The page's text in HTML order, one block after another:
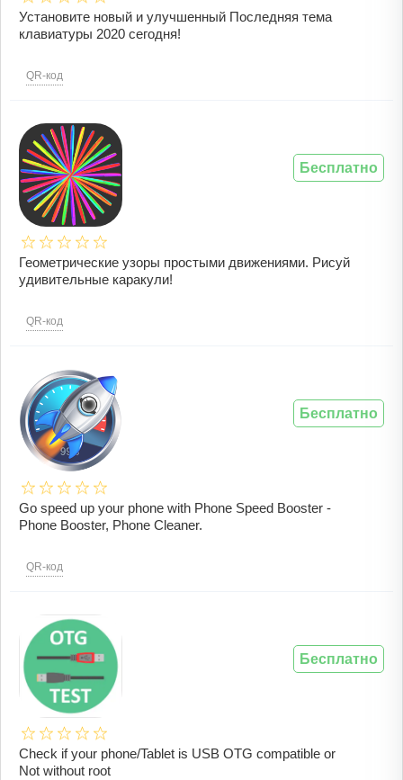
Установите новый и улучшенный Последняя тема
клавиатуры 2020 сегодня!
QR-код
Геометрические узоры простыми движениями. Рисуй
удивительные каракули!
QR-код
Бесплатно
Go speed up your phone with Phone Speed Booster -
Phone Booster, Phone Cleaner.
QR-код
Бесплатно
Check if your phone/Tablet is USB OTG compatible or
Not without root
Бесплатно